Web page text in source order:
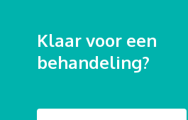
Klaar voor een
behandeling?